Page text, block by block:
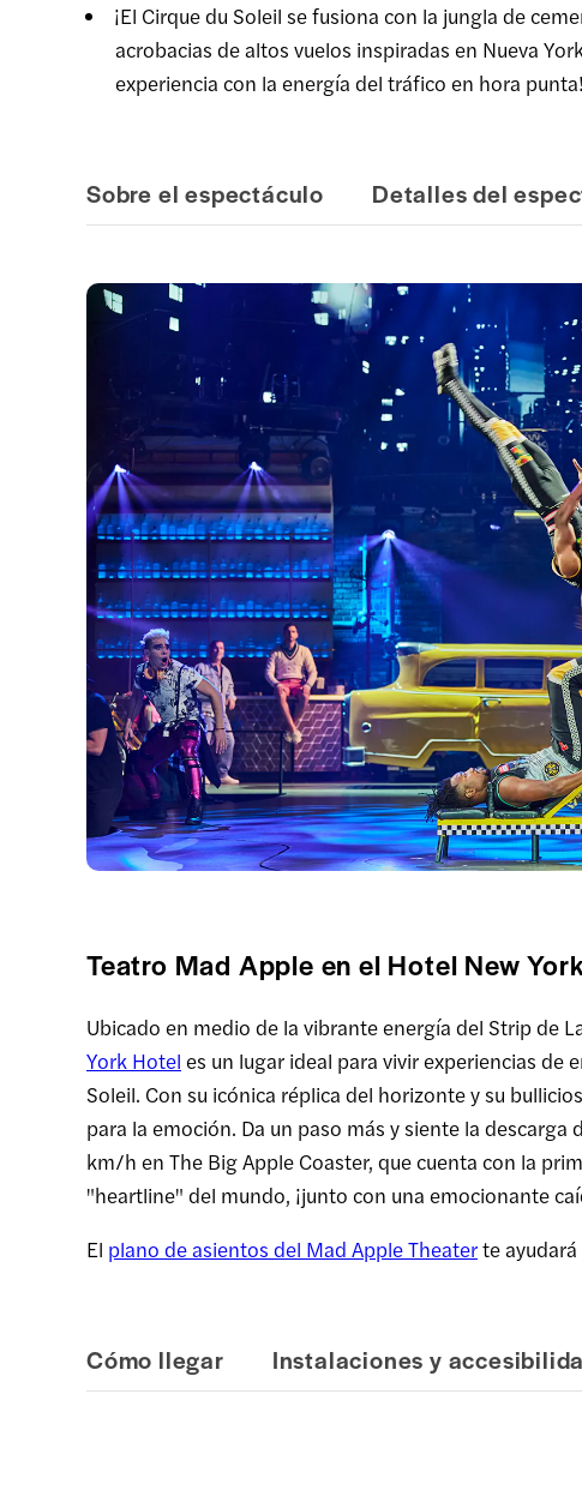
¡El Cirque du Soleil se fusiona con la jungla de
acrobacias de altos vuelos inspiradas en Nueva
experiencia con la energía del tráfico en hora punta!
Sobre el espectáculo Detalles del
Teatro Mad Apple en el Hotel New
Ubicado en medio de la vibrante energía del Strip de
York Hotel es un lugar ideal para vivir experiencias
Soleil. Con su icónica réplica del horizonte y su
para la emoción. Da un paso más y siente la
km/h en The Big Apple Coaster, que cuenta con la
"heartline" del mundo, ¡junto con una emocionante
El plano de asientos del Mad Apple Theaterte
Cómo llegar Instalaciones y